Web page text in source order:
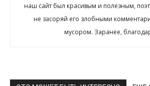
наш сайт был красивым и полезным,
не засоряй его злобными
мусором. Заранее,